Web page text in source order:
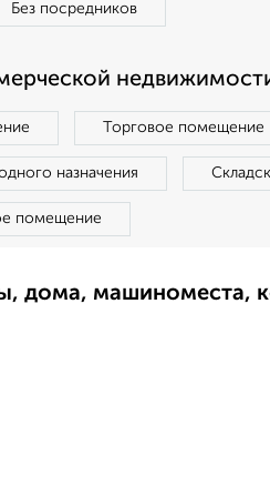
Без посредников
Торговое помещение
назначения
помещение
дома, машиноместа,